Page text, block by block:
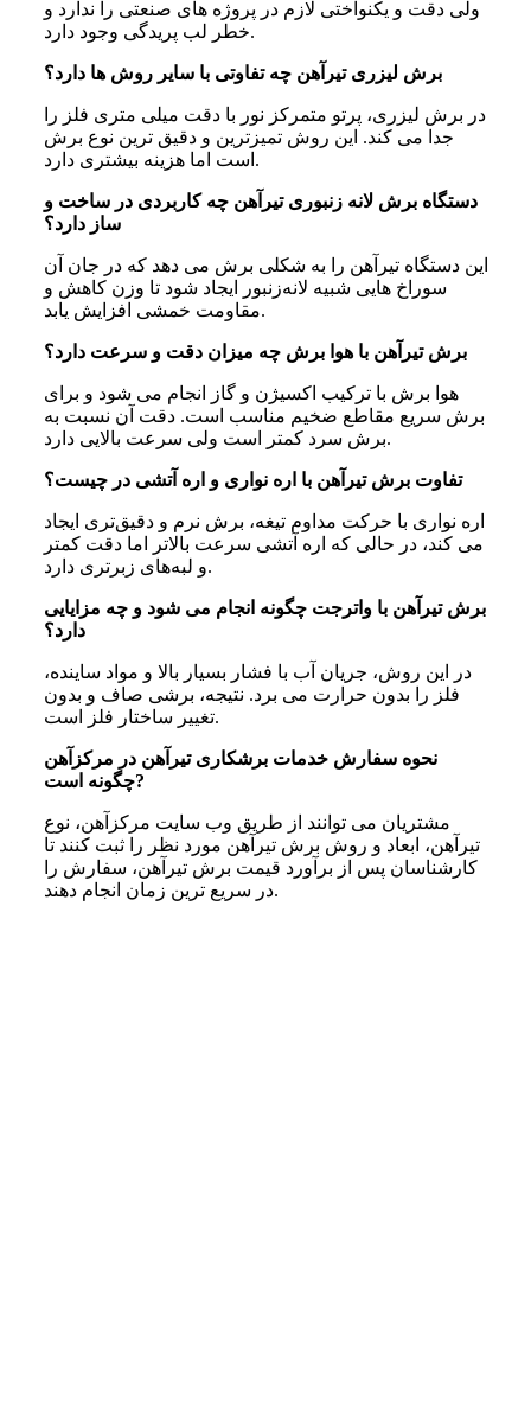
ولی دقت و یکنواختی لازم در پروژه‌ های صنعتی را ندارد و
خطر لب‌ پریدگی وجود دارد.
برش لیزری تیرآهن چه تفاوتی با سایر روش‌ ها دارد؟
در برش لیزری، پرتو متمرکز نور با دقت میلی‌ متری فلز را
جدا می‌ کند. این روش تمیزترین و دقیق‌ ترین نوع برش
است اما هزینه بیشتری دارد.
دستگاه برش لانه‌ زنبوری تیرآهن چه کاربردی در ساخت‌ و
ساز دارد؟
این دستگاه تیرآهن را به شکلی برش می‌ دهد که در جان آن
سوراخ‌ هایی شبیه لانه‌زنبور ایجاد شود تا وزن کاهش و
مقاومت خمشی افزایش یابد.
برش تیرآهن با هوا برش چه میزان دقت و سرعت دارد؟
هوا برش با ترکیب اکسیژن و گاز انجام می‌ شود و برای
برش سریع مقاطع ضخیم مناسب است. دقت آن نسبت به
برش سرد کمتر است ولی سرعت بالایی دارد.
تفاوت برش تیرآهن با اره نواری و اره آتشی در چیست؟
اره نواری با حرکت مداوم تیغه، برش نرم و دقیق‌تری ایجاد
می‌ کند، در حالی‌ که اره آتشی سرعت بالاتر اما دقت کمتر
و لبه‌های زبرتری دارد.
برش تیرآهن با واترجت چگونه انجام می‌ شود و چه مزایایی
دارد؟
در این روش، جریان آب با فشار بسیار بالا و مواد ساینده،
فلز را بدون حرارت می‌ برد. نتیجه، برشی صاف و بدون
تغییر ساختار فلز است.
نحوه سفارش خدمات برشکاری تیرآهن در مرکزآهن
چگونه است?
مشتریان می‌ توانند از طریق وب‌ سایت مرکزآهن، نوع
تیرآهن، ابعاد و روش برش تیرآهن مورد نظر را ثبت کنند تا
کارشناسان پس از برآورد قیمت برش تیرآهن، سفارش را
در سریع‌ ترین زمان انجام دهند.